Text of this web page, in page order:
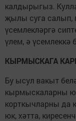
калдырыгыз.
җылы суга салып,
үсемлекләргә
үлем, ә үсемлеккә
КЫРМЫСКАГА
Бу ысул вакыт
кырмыскаларны
корткычларны да
юк, хәтта,